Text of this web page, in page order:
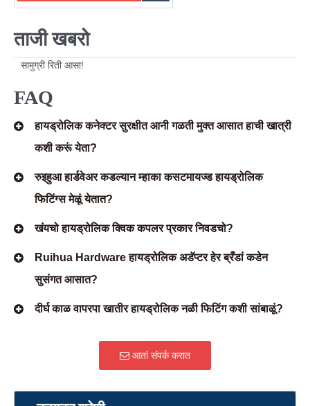
ताजी खबरो
सामुग्री रिती आसा!
FAQ
हायड्रोलिक कनेक्टर सुरक्षीत आनी गळती मुक्त आसात हाची खात्री
कशी करूं येता?
रुइहुआ हार्डवेअर कडल्यान म्हाका कसटमायज्ड हायड्रोलिक
फिटिंग्स मेळूं येतात?
खंयचो हायड्रोलिक क्विक कपलर प्रकार निवडचो?
Ruihua Hardware हायड्रोलिक अडॅप्टर हेर ब्रँडां कडेन
सुसंगत आसात?
दीर्घ काळ वापरपा खातीर हायड्रोलिक नळी फिटिंग कशी सांबाळूं?
आतां संपर्क करात